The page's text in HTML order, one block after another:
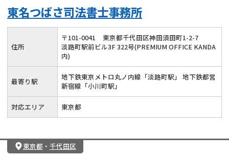
東名つばさ司法書士事務所
住所
〒101-0041
東京都千代田区神田須田町1-2-7
淡路町駅前ビル3F 322号(PREMIUM OFFICE KANDA
内)
最寄り駅
地下鉄東京メトロ丸ノ内線「淡路町駅」 地下鉄都営
新宿線「小川町駅」
対応エリア 東京都
東京都 ・ 千代田区